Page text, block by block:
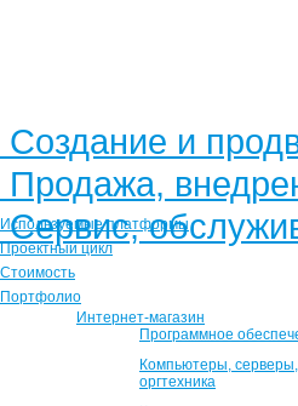
Создание и
Продажа,
Сервис,
Используемые платформы
Проектный цикл
Стоимость
Портфолио
Интернет-магазин
Программное
Компьютеры, серверы,
оргтехника